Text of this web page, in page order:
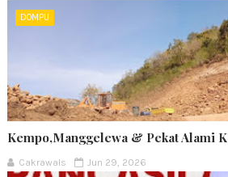
DOMPU
Kempo,Manggelewa & Pekat Alami
Cakrawals Jun 29, 2026